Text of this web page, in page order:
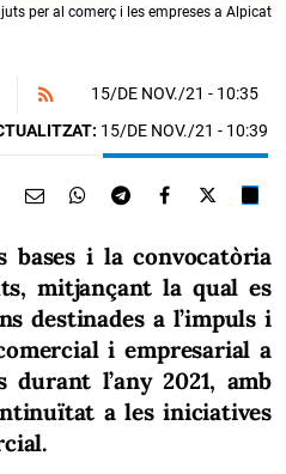
per al comerç i les empreses a Alpicat
15/DE NOV./21 - 10:35
15/DE NOV./21 - 10:39
bases i la convocatòria
mitjançant la qual es
destinades a l’impuls i
i empresarial a
l’any 2021, amb
a les iniciatives